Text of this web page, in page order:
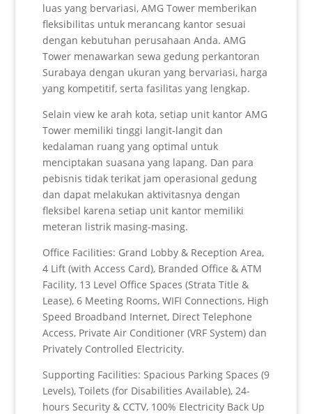
luas yang bervariasi, AMG Tower memberikan
fleksibilitas untuk merancang kantor sesuai
dengan kebutuhan perusahaan Anda. AMG
Tower menawarkan sewa gedung perkantoran
Surabaya dengan ukuran yang bervariasi, harga
yang kompetitif, serta fasilitas yang lengkap.
Selain view ke arah kota, setiap unit kantor AMG
Tower memiliki tinggi langit-langit dan
kedalaman ruang yang optimal untuk
menciptakan suasana yang lapang. Dan para
pebisnis tidak terikat jam operasional gedung
dan dapat melakukan aktivitasnya dengan
fleksibel karena setiap unit kantor memiliki
meteran listrik masing-masing.
Office Facilities: Grand Lobby & Reception Area,
4 Lift (with Access Card), Branded Office & ATM
Facility, 13 Level Office Spaces (Strata Title &
Lease), 6 Meeting Rooms, WIFI Connections, High
Speed Broadband Internet, Direct Telephone
Access, Private Air Conditioner (VRF System) dan
Privately Controlled Electricity.
Supporting Facilities: Spacious Parking Spaces (9
Levels), Toilets (for Disabilities Available), 24-
hours Security & CCTV, 100% Electricity Back Up